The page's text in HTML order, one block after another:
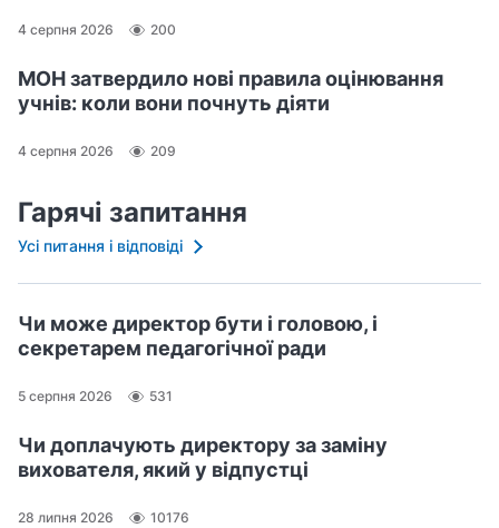
4 серпня 2026 200
МОН затвердило нові правила оцінювання
учнів: коли вони почнуть діяти
4 серпня 2026 209
Гарячі запитання
Усі питання і відповіді
Чи може директор бути і головою, і
секретарем педагогічної ради
5 серпня 2026 531
Чи доплачують директору за заміну
вихователя, який у відпустці
28 липня 2026 10176